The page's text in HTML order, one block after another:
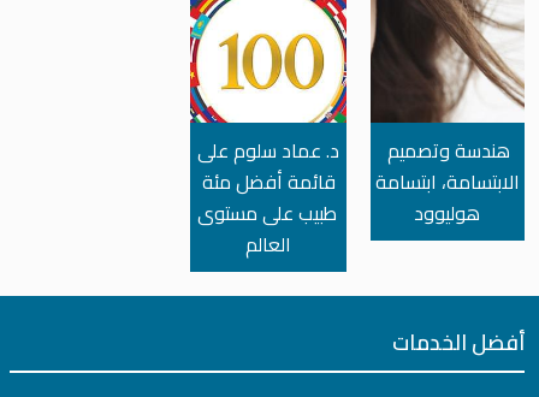
هندسة وتصميم
الابتسامة، ابتسامة
هوليوود
د. عماد سلوم على
قائمة أفضل مئة
طبيب على مستوى
العالم
أفضل الخدمات